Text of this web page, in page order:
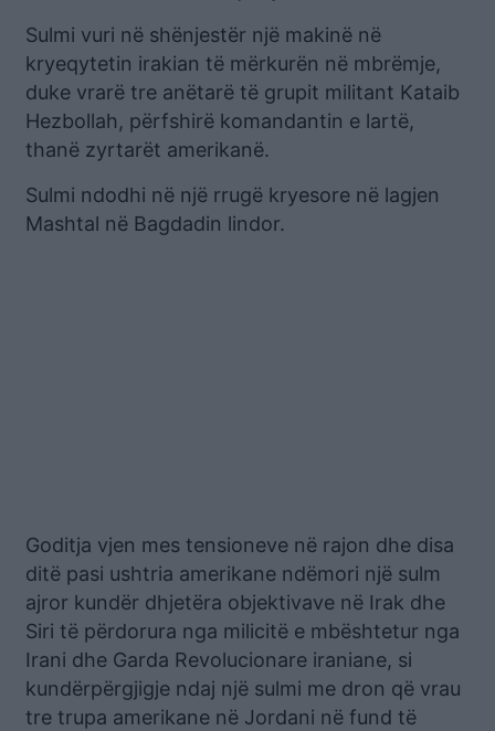
Sulmi vuri në shënjestër një makinë në
kryeqytetin irakian të mërkurën në mbrëmje,
duke vrarë tre anëtarë të grupit militant Kataib
Hezbollah, përfshirë komandantin e lartë,
thanë zyrtarët amerikanë.
Sulmi ndodhi në një rrugë kryesore në lagjen
Mashtal në Bagdadin lindor.
Goditja vjen mes tensioneve në rajon dhe disa
ditë pasi ushtria amerikane ndëmori një sulm
ajror kundër dhjetëra objektivave në Irak dhe
Siri të përdorura nga milicitë e mbështetur nga
Irani dhe Garda Revolucionare iraniane, si
kundërpërgjigje ndaj një sulmi me dron që vrau
tre trupa amerikane në Jordani në fund të